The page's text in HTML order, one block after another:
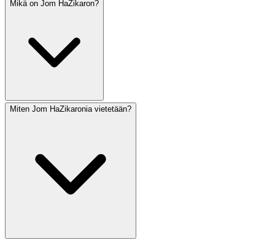
Mikä on Jom HaZikaron?
Minuutin sireeni soi edellisenä iltana kello 20 ja
kaksminuuttinen sireeni seuraavana päivänä kello 11,
jolloin koko maa seisoo hiljaisuudessa.
Miten Jom HaZikaronia vietetään?